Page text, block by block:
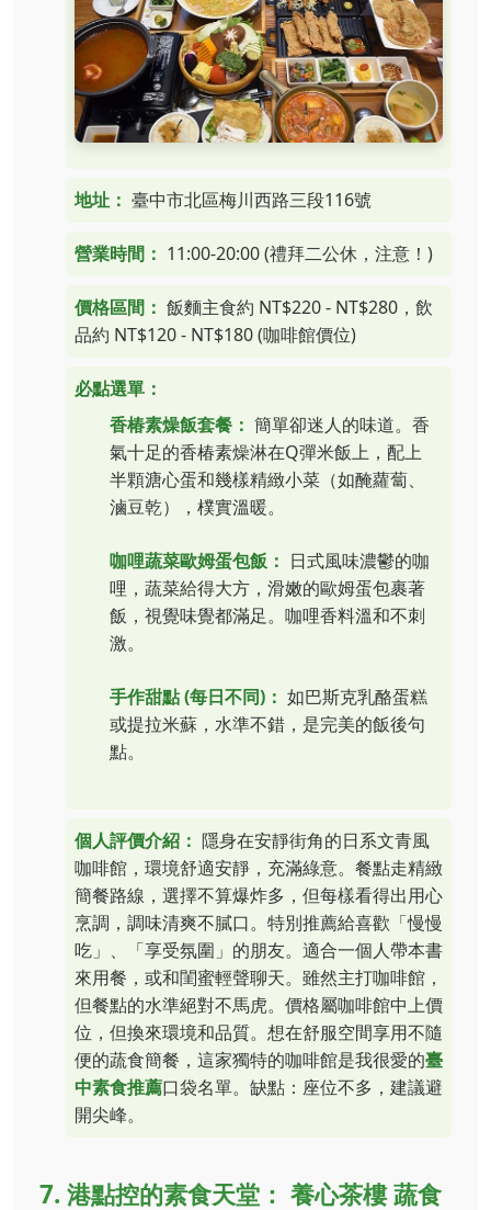
地址： 臺中市北區梅川西路三段116號
營業時間： 11:00-20:00 (禮拜二公休，注意！)
價格區間： 飯麵主食約 NT$220 - NT$280，飲
品約 NT$120 - NT$180 (咖啡館價位)
必點選單：
香椿素燥飯套餐： 簡單卻迷人的味道。香
氣十足的香椿素燥淋在Q彈米飯上，配上
半顆溏心蛋和幾樣精緻小菜（如醃蘿蔔、
滷豆乾），樸實溫暖。
咖哩蔬菜歐姆蛋包飯： 日式風味濃鬱的咖
哩，蔬菜給得大方，滑嫩的歐姆蛋包裹著
飯，視覺味覺都滿足。咖哩香料溫和不刺
激。
手作甜點 (每日不同)： 如巴斯克乳酪蛋糕
或提拉米蘇，水準不錯，是完美的飯後句
點。
個人評價介紹： 隱身在安靜街角的日系文青風
咖啡館，環境舒適安靜，充滿綠意。餐點走精緻
簡餐路線，選擇不算爆炸多，但每樣看得出用心
烹調，調味清爽不膩口。特別推薦給喜歡「慢慢
吃」、「享受氛圍」的朋友。適合一個人帶本書
來用餐，或和閨蜜輕聲聊天。雖然主打咖啡館，
但餐點的水準絕對不馬虎。價格屬咖啡館中上價
位，但換來環境和品質。想在舒服空間享用不隨
便的蔬食簡餐，這家獨特的咖啡館是我很愛的臺
中素食推薦口袋名單。缺點：座位不多，建議避
開尖峰。
7. 港點控的素食天堂： 養心茶樓 蔬食